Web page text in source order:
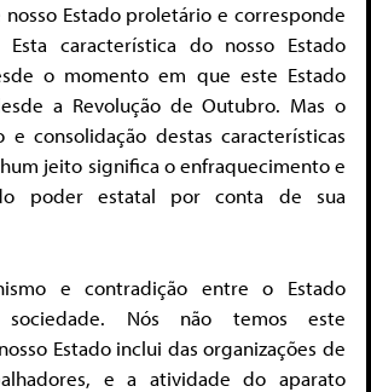
Estado proletário e corresponde
característica do nosso Estado
o momento em que este Estado
a Revolução de Outubro. Mas o
e consolidação destas características
jeito significa o enfraquecimento e
poder estatal por conta de sua
e contradição entre o Estado
Nós não temos este
Estado inclui das organizações de
e a atividade do aparato